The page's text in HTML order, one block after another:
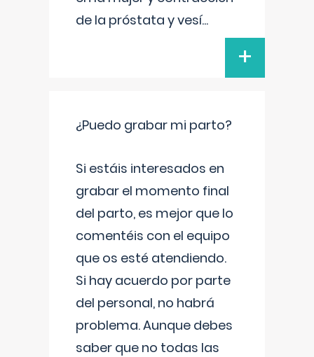
de la próstata y vesí...
+
¿Puedo grabar mi parto?
Si estáis interesados en
grabar el momento final
del parto, es mejor que lo
comentéis con el equipo
que os esté atendiendo.
Si hay acuerdo por parte
del personal, no habrá
problema. Aunque debes
saber que no todas las